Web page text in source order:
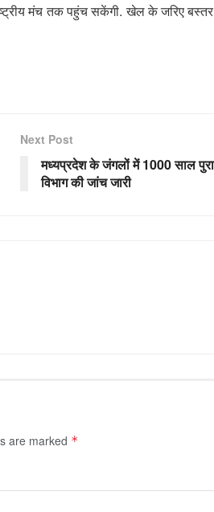
मंच तक पहुंच सकेंगी. खेल के जरिए
Next Post
मध्यप्रदेश के जंगलों में 1000 साल
विभाग की जांच जारी
are marked *